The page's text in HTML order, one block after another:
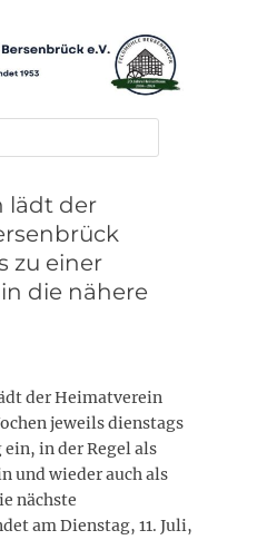
Heimatverein
Bersenbrück e.V.
lädt der
zu einer
die nähere
der Heimatverein
jeweils dienstags
in der Regel als
und wieder auch als
nächste
am Dienstag, 11. Juli,